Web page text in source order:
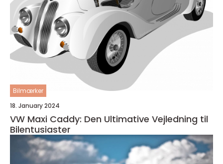
Bilmærker
18. January 2024
VW Maxi Caddy: Den Ultimative Vejledning til
Bilentusiaster